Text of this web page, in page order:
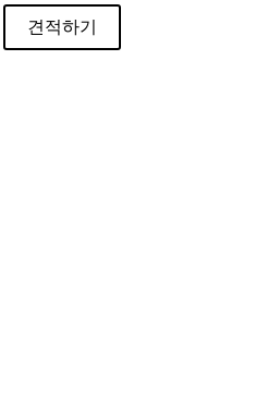
견적하기